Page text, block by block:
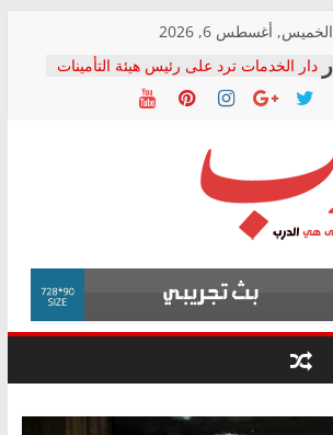
الخميس, أغسطس 6, 2026
دار الخدمات ترد على رئيس هيئة التأمينات
بعد مؤتمره الصحفي: إنكار الأزمة لا ينهي
معاناة أصحاب المعاشات.. ونطالب بكشف
فرحات سليمان يكتب: القطاع الصحي إلى
أين؟
حزب التحالف الشعبي يطلق لجنة “الحق
في الصحة” بالإسكندرية لرصد الانتهاكات
ودعم المرضى
الوزاري لمدينة الصحفيين.. وانتهاء أعمال
إنشاء المبنى الإداري
المجلس القومي لحقوق الإنسان يعلن
متابعة قضية الدكتور محمد زهران.. ويؤكد:
قرينة البراءة وضمانات المحاكمة العادلة